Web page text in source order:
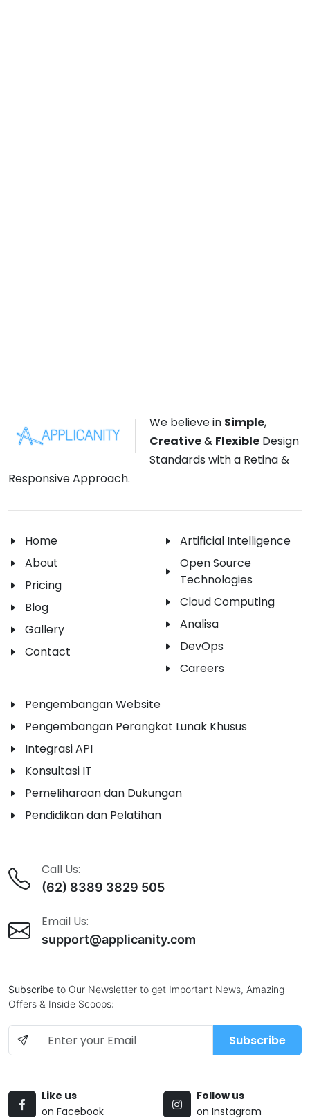
We believe in Simple,
Creative& Flexible Design
Standards with a Retina &
Responsive Approach.
Home
About
Pricing
Blog
Gallery
Contact
Artificial Intelligence
Open Source
Technologies
Cloud Computing
Analisa
DevOps
Careers
Pengembangan Website
Pengembangan Perangkat Lunak Khusus
Integrasi API
Konsultasi IT
Pemeliharaan dan Dukungan
Pendidikan dan Pelatihan
Call Us:
(62) 8389 3829 505
Email Us:
support@applicanity.com
Subscribe to Our Newsletter to get Important News, Amazing
Offers & Inside Scoops:
Subscribe
Like us
on Facebook
Follow us
on Instagram